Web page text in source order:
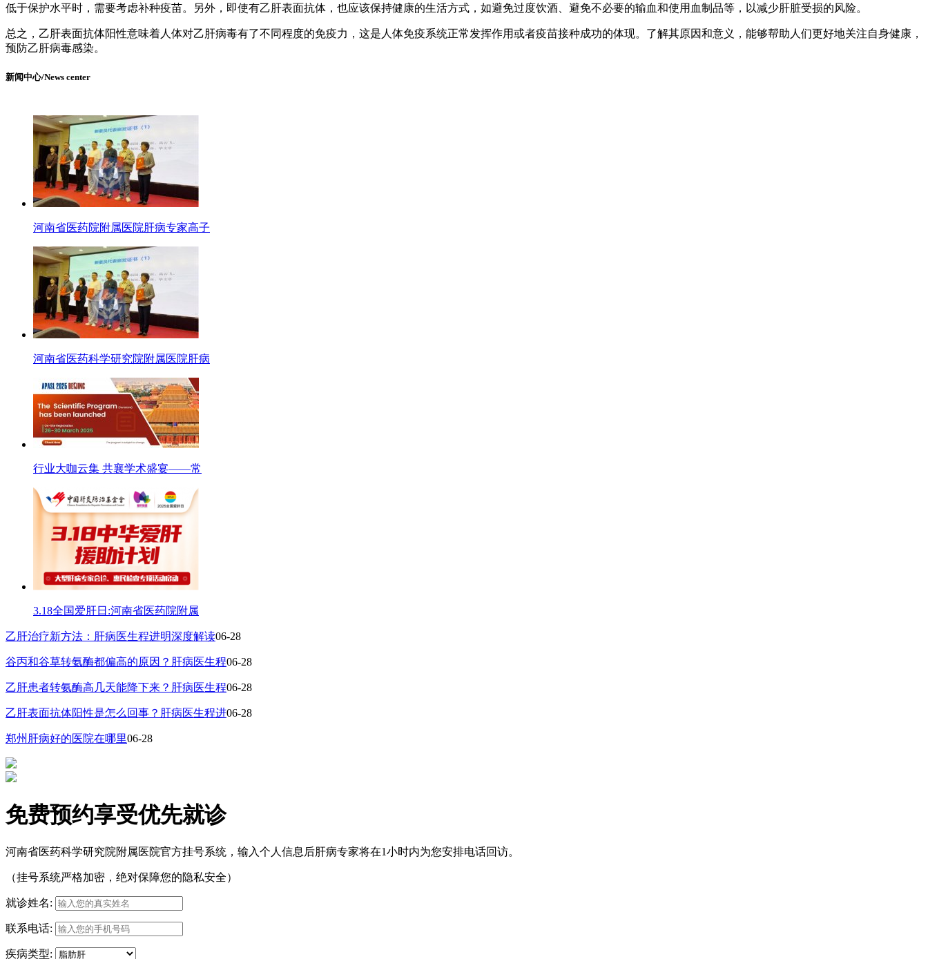
低于保护水平时，需要考虑补种疫苗。另外，即使有乙肝表面抗体，也应该保持健康的生活方式，如避免过度饮酒、避免不必要的输血和使用血制品等，以减少肝脏受损的风险。
总之，乙肝表面抗体阳性意味着人体对乙肝病毒有了不同程度的免疫力，这是人体免疫系统正常发挥作用或者疫苗接种成功的体现。了解其原因和意义，能够帮助人们更好地关注自身健康，
预防乙肝病毒感染。
新闻中心/News center
河南省医药院附属医院肝病专家高子
河南省医药科学研究院附属医院肝病
行业大咖云集 共襄学术盛宴——常
3.18全国爱肝日:河南省医药院附属
乙肝治疗新方法：肝病医生程进明深度解读06-28
谷丙和谷草转氨酶都偏高的原因？肝病医生程06-28
乙肝患者转氨酶高几天能降下来？肝病医生程06-28
乙肝表面抗体阳性是怎么回事？肝病医生程进06-28
郑州肝病好的医院在哪里06-28
免费预约享受优先就诊
河南省医药科学研究院附属医院官方挂号系统，输入个人信息后肝病专家将在1小时内为您安排电话回访。
（挂号系统严格加密，绝对保障您的隐私安全）
就诊姓名:
联系电话:
疾病类型: